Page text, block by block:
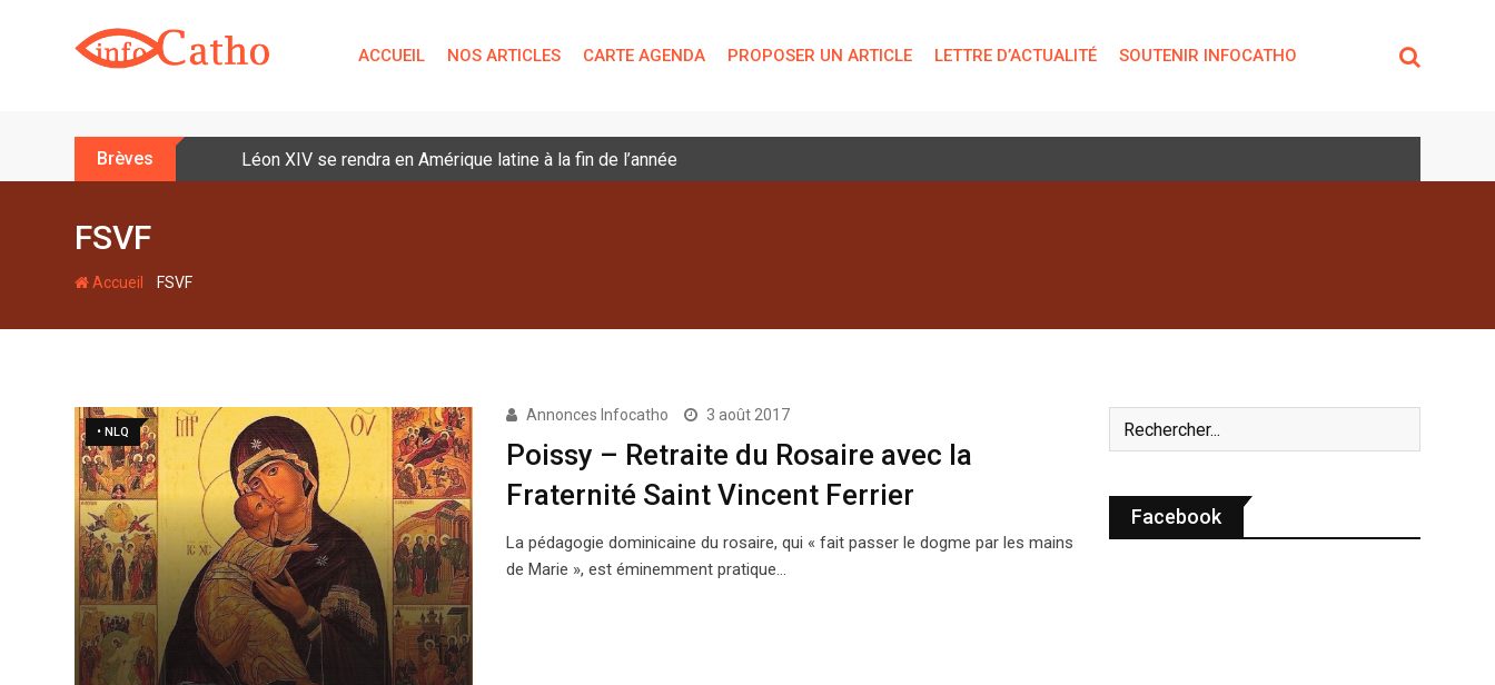
t
ACCUEIL NOS ARTICLES CARTE AGENDA PROPOSER UN ARTICLE LETTRE D’ACTUALITÉ SOUTENIR INFOCATHO
Brèves Léon XIV se rendra en Amérique latine à la fin de l’année
FSVF
Accueil - FSVF
• NLQ
Annonces Infocatho 3 août 2017
Poissy – Retraite du Rosaire avec la
Fraternité Saint Vincent Ferrier
La pédagogie dominicaine du rosaire, qui « fait passer le dogme par les mains
de Marie », est éminemment pratique…
Facebook